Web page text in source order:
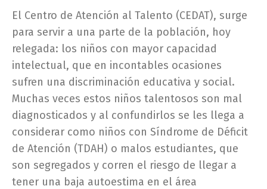
El Centro de Atención al Talento (CEDAT), surge
para servir a una parte de la población, hoy
relegada: los niños con mayor capacidad
intelectual, que en incontables ocasiones
sufren una discriminación educativa y social.
Muchas veces estos niños talentosos son mal
diagnosticados y al confundirlos se les llega a
considerar como niños con Síndrome de Déficit
de Atención (TDAH) o malos estudiantes, que
son segregados y corren el riesgo de llegar a
tener una baja autoestima en el área